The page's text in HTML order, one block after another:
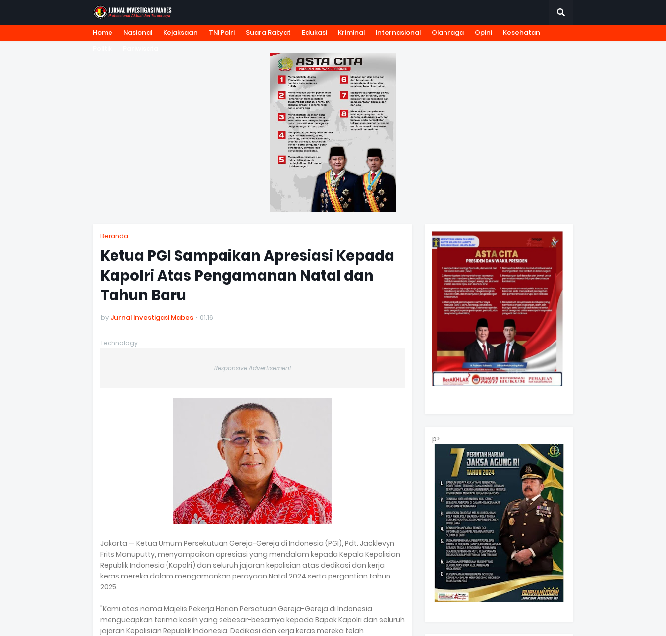
HOME TENTANG KAMI REDAKSI TARIF IKLAN PEDOMAN MEDIA SIBER KODE ETIK JURNALISTIK
Home Nasional Kejaksaan TNI Polri Suara Rakyat Edukasi Kriminal Internasional Olahraga Opini
Kesehatan
Beranda
Ketua PGI Sampaikan Apresiasi Kepada
Kapolri Atas Pengamanan Natal dan
Tahun Baru
by Jurnal Investigasi Mabes 01.16
Technology
Responsive Advertisement
Jakarta — Ketua Umum Persekutuan Gereja-Gereja di Indonesia (PGI), Pdt. Jacklevyn
Frits Manuputty, menyampaikan apresiasi yang mendalam kepada Kepala Kepolisian
Republik Indonesia (Kapolri) dan seluruh jajaran kepolisian atas dedikasi dan kerja
keras mereka dalam mengamankan perayaan Natal 2024 serta pergantian tahun
2025.
"Kami atas nama Majelis Pekerja Harian Persatuan Gereja-Gereja di Indonesia
mengucapkan terima kasih yang sebesar-besarnya kepada Bapak Kapolri dan seluruh
jajaran Kepolisian Republik Indonesia. Dedikasi dan kerja keras mereka telah
p>